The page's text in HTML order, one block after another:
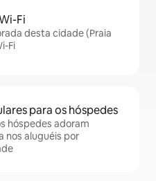
Fi
desta cidade (Praia
Fi
para os hóspedes
hóspedes adoram
nos aluguéis por